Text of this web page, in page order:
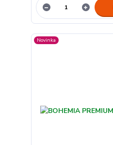
Novinka